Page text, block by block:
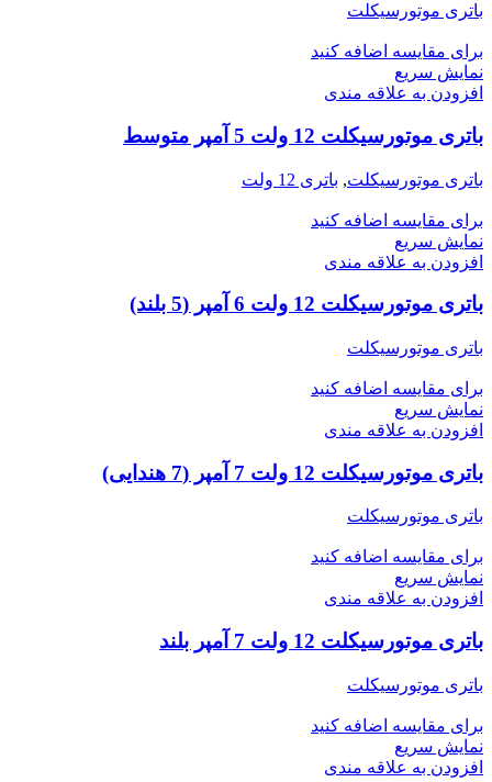
باتری موتورسیکلت
برای مقایسه اضافه کنید
نمایش سریع
افزودن به علاقه مندی
باتری موتورسیکلت 12 ولت 5 آمپر متوسط
باتری موتورسیکلت, باتری 12 ولت
برای مقایسه اضافه کنید
نمایش سریع
افزودن به علاقه مندی
باتری موتورسیکلت 12 ولت 6 آمپر (5 بلند)
باتری موتورسیکلت
برای مقایسه اضافه کنید
نمایش سریع
افزودن به علاقه مندی
باتری موتورسیکلت 12 ولت 7 آمپر (7 هندایی)
باتری موتورسیکلت
برای مقایسه اضافه کنید
نمایش سریع
افزودن به علاقه مندی
باتری موتورسیکلت 12 ولت 7 آمپر بلند
باتری موتورسیکلت
برای مقایسه اضافه کنید
نمایش سریع
افزودن به علاقه مندی